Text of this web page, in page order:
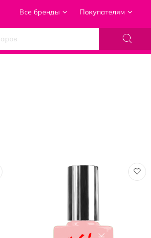
Все бренды Покупателям